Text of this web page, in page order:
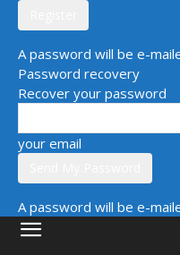
A password will be e-
Password recovery
Recover your password
your email
A password will be e-